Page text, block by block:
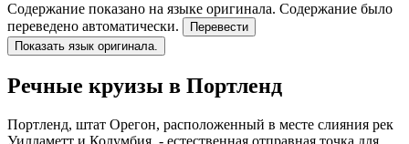
Содержание показано на языке оригинала. Содержание было
переведено автоматически.
Перевести
Показать язык оригинала.
Речные круизы в Портленд
Портленд, штат Орегон, расположенный в месте слияния рек
Уилламетт и Колумбия, - естественная отправная точка для